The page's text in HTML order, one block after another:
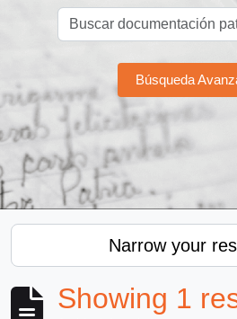
Búsqueda
Narrow your
Showing 1